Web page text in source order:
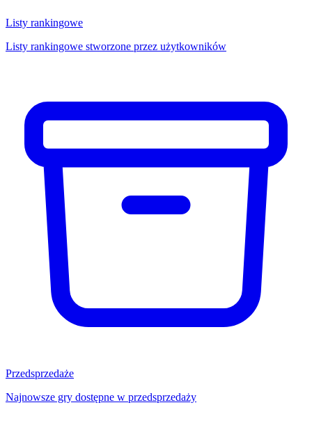
Listy rankingowe
Listy rankingowe stworzone przez użytkowników
Przedsprzedaże
Najnowsze gry dostępne w przedsprzedaży